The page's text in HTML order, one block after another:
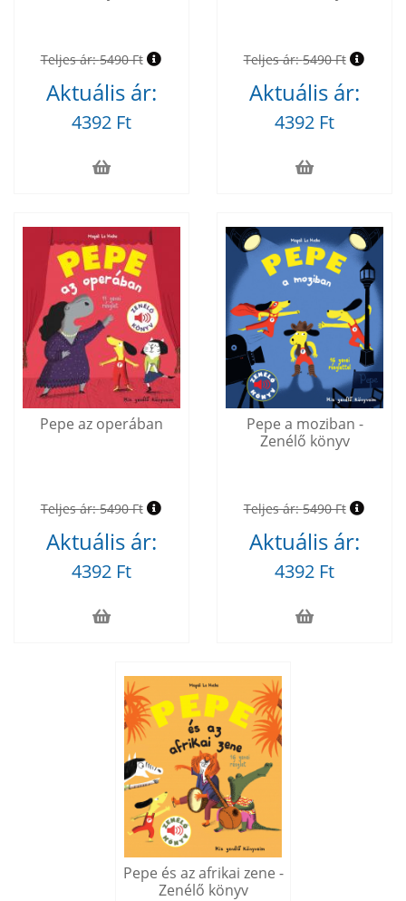
Teljes ár:5490 Ft
Aktuális ár:
4392 Ft
Teljes ár:5490 Ft
Aktuális ár:
4392 Ft
Pepe az operában
Teljes ár:5490 Ft
Aktuális ár:
4392 Ft
Pepe a moziban -
Zenélő könyv
Teljes ár:5490 Ft
Aktuális ár:
4392 Ft
Pepe és az afrikai zene -
Zenélő könyv